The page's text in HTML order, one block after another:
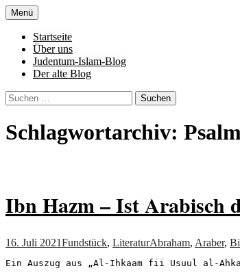
Zum
Inhalt
springen
Al-Adala.de
Menü
Startseite
Über uns
Judentum-Islam-Blog
Der alte Blog
Suchen
nach:
Schlagwortarchiv:
Ibn Hazm – Ist Arabisch
16. Juli 2021Fundstück, LiteraturAbraham, Araber,
Ein Auszug aus „Al-Ihkaam fii Usuul al-